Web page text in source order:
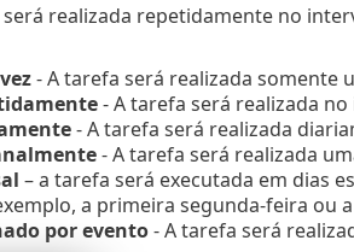
realizada repetidamente no
- A tarefa será realizada somente
- A tarefa será realizada
- A tarefa será realizada
- A tarefa será realizada
– a tarefa será executada em dias
a primeira segunda-feira ou
por evento- A tarefa será